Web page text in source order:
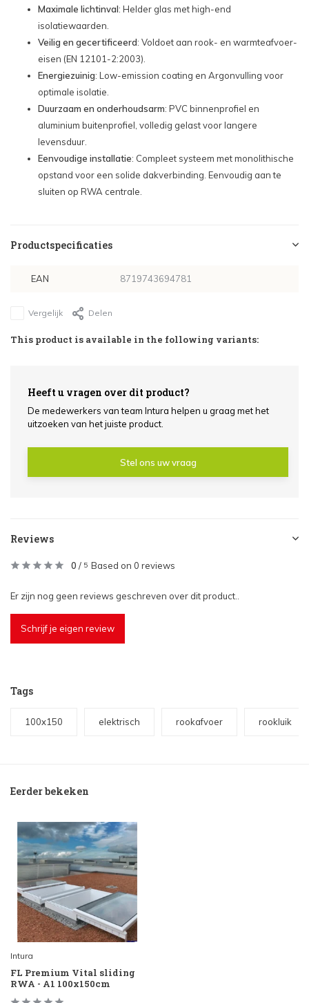
Maximale lichtinval: Helder glas met high-end
isolatiewaarden.
Veilig en gecertificeerd: Voldoet aan rook- en warmteafvoer-
eisen (EN 12101-2:2003).
Energiezuinig: Low-emission coating en Argonvulling voor
optimale isolatie.
Duurzaam en onderhoudsarm: PVC binnenprofiel en
aluminium buitenprofiel, volledig gelast voor langere
levensduur.
Eenvoudige installatie: Compleet systeem met monolithische
opstand voor een solide dakverbinding. Eenvoudig aan te
sluiten op RWA centrale.
Productspecificaties
EAN 8719743694781
Vergelijk Delen
This product is available in the following variants:
Heeft u vragen over dit product?
De medewerkers van team Intura helpen u graag met het
uitzoeken van het juiste product.
Stel ons uw vraag
Reviews
0 / 5 Based on 0 reviews
Er zijn nog geen reviews geschreven over dit product..
Schrijf je eigen review
Tags
100x150 elektrisch rookafvoer rookluik
Eerder bekeken
Intura
FL Premium Vital sliding
RWA - A1 100x150cm